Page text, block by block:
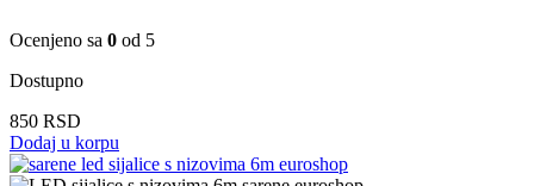
Ocenjeno sa 0 od 5
Dostupno
850 RSD
Dodaj u korpu